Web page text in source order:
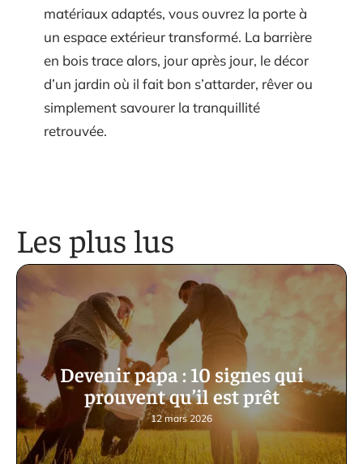
matériaux adaptés, vous ouvrez la porte à
un espace extérieur transformé. La barrière
en bois trace alors, jour après jour, le décor
d’un jardin où il fait bon s’attarder, rêver ou
simplement savourer la tranquillité
retrouvée.
Les plus lus
Devenir papa : 10 signes qui
prouvent qu’il est prêt
12 mars 2026